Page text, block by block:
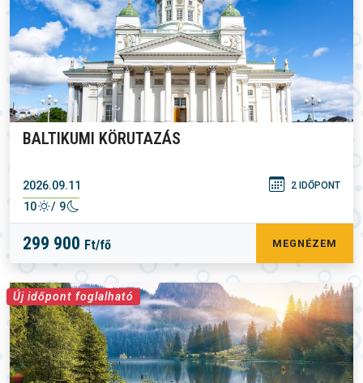
BALTIKUMI KÖRUTAZÁS
2026.09.11 2 IDŐPONT
10 / 9
299 900 Ft/fő MEGNÉZEM
Új időpont foglalható